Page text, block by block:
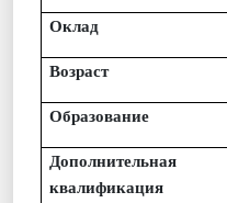
Оклад
Возраст
Образование
Дополнительная
квалификaция